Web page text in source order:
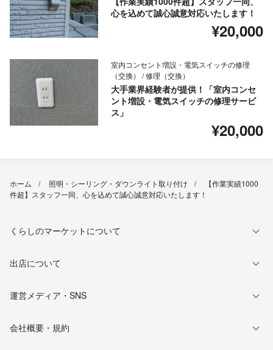
心を込めて誠心誠意対応いたします！
¥20,000
室内コンセント増設・電気スイッチの修理
（交換） / 修理（交換）
大手業界経験者が提供！「室内コンセ
ント増設・電気スイッチの修理サービ
ス」
¥20,000
ホーム 照明・シーリング・ダウンライト取り付け
【作業実績1000
件超】スタッフ一同、心を込めて誠心誠意対応いたします！
くらしのマーケットについて
出店について
運営メディア・SNS
会社概要・規約